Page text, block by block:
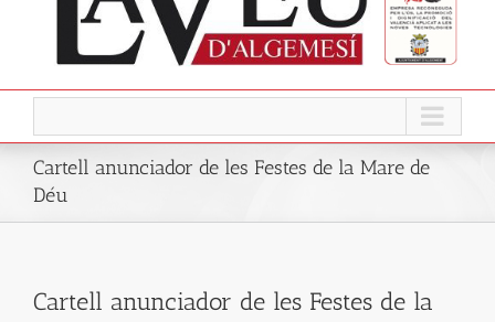
Cartell anunciador de les Festes de la Mare de
Déu
Cartell anunciador de les Festes de la